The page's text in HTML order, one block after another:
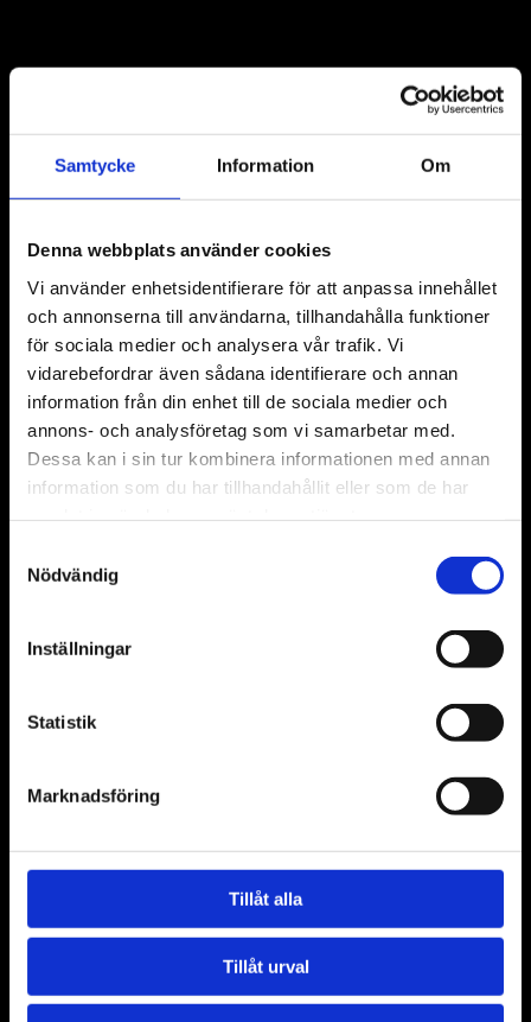
Samtycke Information Om
Denna webbplats använder cookies
Vi använder enhetsidentifierare för att anpassa innehållet
och annonserna till användarna, tillhandahålla funktioner
för sociala medier och analysera vår trafik. Vi
vidarebefordrar även sådana identifierare och annan
information från din enhet till de sociala medier och
annons- och analysföretag som vi samarbetar med.
Dessa kan i sin tur kombinera informationen med annan
information som du har tillhandahållit eller som de har
Nödvändig
Inställningar
Statistik
Marknadsföring
Tillåt alla
Tillåt urval
Vi är vad vi heter – en leverantör av den sista milen.